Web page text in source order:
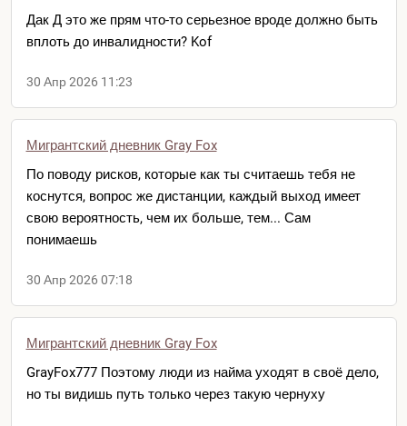
Дак Д это же прям что-то серьезное вроде должно быть
вплоть до инвалидности? Kof
30 Апр 2026 11:23
Мигрантский дневник Gray Fox
По поводу рисков, которые как ты считаешь тебя не
коснутся, вопрос же дистанции, каждый выход имеет
свою вероятность, чем их больше, тем... Сам
понимаешь
30 Апр 2026 07:18
Мигрантский дневник Gray Fox
GrayFox777 Поэтому люди из найма уходят в своё дело,
но ты видишь путь только через такую чернуху